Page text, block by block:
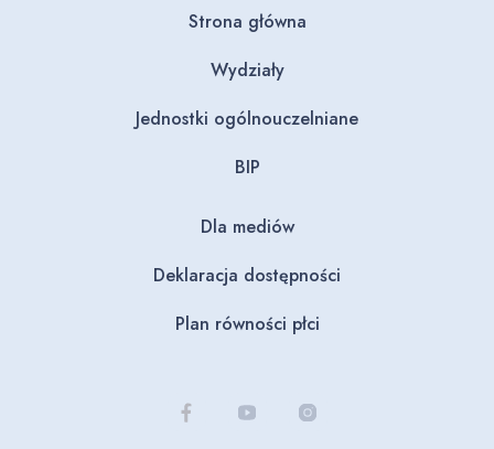
Strona główna
Wydziały
Jednostki ogólnouczelniane
BIP
Dla mediów
Deklaracja dostępności
Plan równości płci